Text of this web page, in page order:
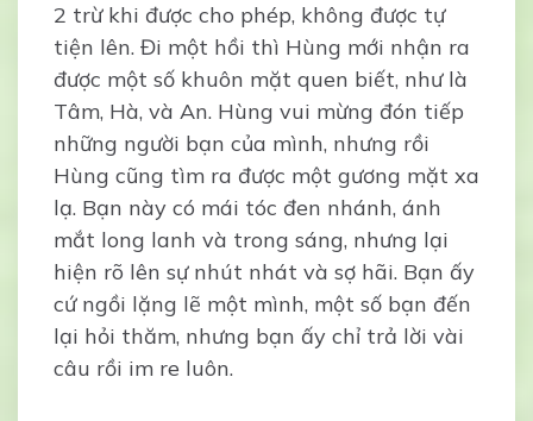
2 trừ khi được cho phép, không được tự
tiện lên. Đi một hồi thì Hùng mới nhận ra
được một số khuôn mặt quen biết, như là
Tâm, Hà, và An. Hùng vui mừng đón tiếp
những người bạn của mình, nhưng rồi
Hùng cũng tìm ra được một gương mặt xa
lạ. Bạn này có mái tóc đen nhánh, ánh
mắt long lanh và trong sáng, nhưng lại
hiện rõ lên sự nhút nhát và sợ hãi. Bạn ấy
cứ ngồi lặng lẽ một mình, một số bạn đến
lại hỏi thăm, nhưng bạn ấy chỉ trả lời vài
câu rồi im re luôn.